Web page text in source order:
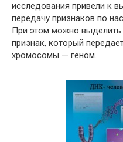
исследования привели к
передачу признаков по
При этом можно
признак, который
хромосомы — геном.